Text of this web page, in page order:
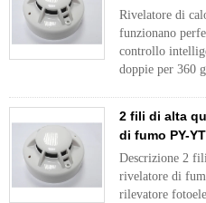
Rivelatore di
funzionano
controllo
doppie per 360
2 fili di alta
di fumo PY-
Descrizione 2
rivelatore di
rilevatore